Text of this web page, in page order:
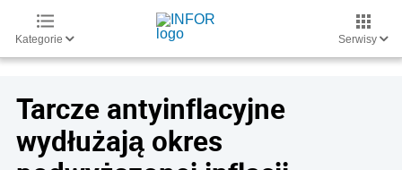
Kategorie Serwisy
Tarcze antyinflacyjne
wydłużają okres